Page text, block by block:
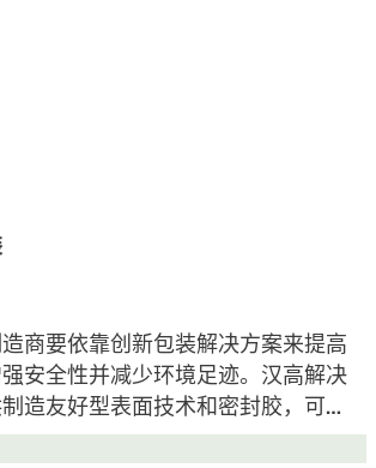
商要依靠创新包装解决方案来提高
安全性并减少环境足迹。汉高解决
造友好型表面技术和密封胶，可用
品、气雾罐以及包装桶和提桶等其